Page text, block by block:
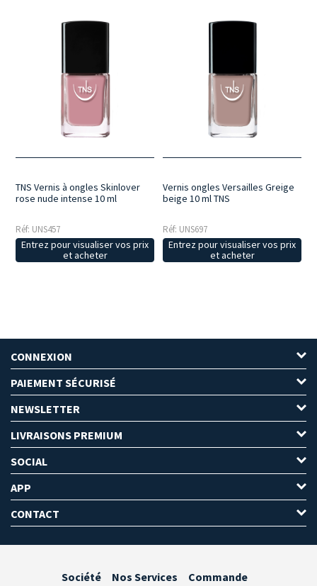
TNS Vernis à ongles Skinlover
rose nude intense 10 ml
Réf: UNS457
Entrez pour visualiser vos prix
et acheter
Vernis ongles Versailles Greige
beige 10 ml TNS
Réf: UNS697
Entrez pour visualiser vos prix
et acheter
CONNEXION
PAIEMENT SÉCURISÉ
NEWSLETTER
LIVRAISONS PREMIUM
SOCIAL
APP
CONTACT
Société Nos Services Commande